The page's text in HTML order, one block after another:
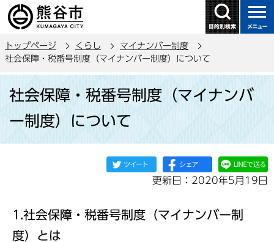
の
ー
す
トップページ くらし
マイナンバー制度
社会保障・税番号制度（マイナンバー制度）について
か
社会保障・税番号制度（マイナンバ
ー制度）について
更新日：2020年5月19日
1.社会保障・税番号制度（マイナンバー制
度）とは